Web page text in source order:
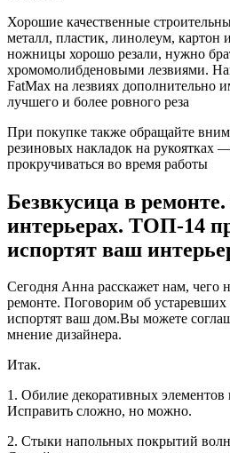
Хорошие качественные
металл, пластик, линолеум, картон
ножницы хорошо резали, нужно
хромомолибденовыми лезвиями.
FatMax на лезвиях дополнительно
лучшего и более ровного реза
При покупке также обращайте
резиновых накладок на рукоятках
прокручиваться во время работы
Безвкусица в
интерьерах. ТОП-14
испортят ваш
Сегодня Анна расскажет нам, чего
ремонте. Поговорим об устаревших
испортят ваш дом.Вы можете
мнение дизайнера.
Итак.
1. Обилие декоративных элементов
Исправить сложно, но можно.
2. Стыки напольных покрытий